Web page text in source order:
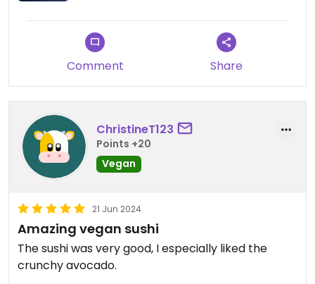
Montreal.
Comment Share
ChristineT123
Points +20
Vegan
21 Jun 2024
Amazing vegan sushi
The sushi was very good, I especially liked the
crunchy avocado.